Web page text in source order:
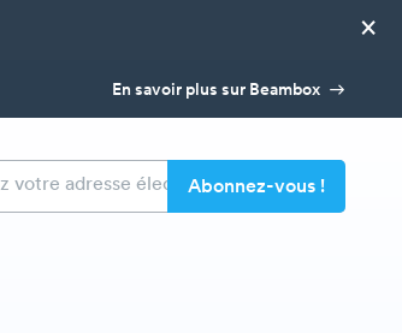
×
En savoir plus sur Beambox